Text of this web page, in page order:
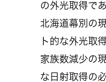
の外光取得で
北海道幕別の
ト的な外光取得
家族数減少の
な日射取得の